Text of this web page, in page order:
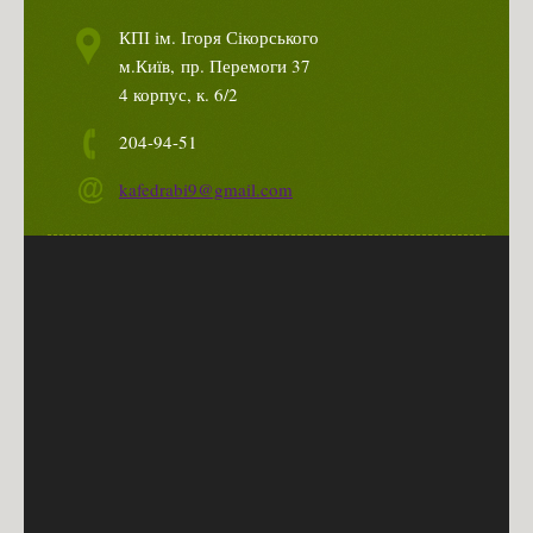
Правила прийому до КПІ ім. Ігоря Сікорського 2025
Офіційні документи
Контакти Приймальної Комісії
Вартість навчання 2022/2023
КПІ ім. Ігоря Сікорського
м.Київ, пр. Перемоги 37
4 корпус, к. 6/2
204-94-51
kafedrabi9@gmail.com